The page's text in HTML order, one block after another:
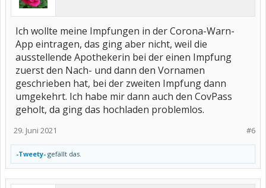
Ich wollte meine Impfungen in der Corona-Warn-
App eintragen, das ging aber nicht, weil die
ausstellende Apothekerin bei der einen Impfung
zuerst den Nach- und dann den Vornamen
geschrieben hat, bei der zweiten Impfung dann
umgekehrt. Ich habe mir dann auch den CovPass
geholt, da ging das hochladen problemlos.
#6
29. Juni 2021
-Tweety- gefällt das.